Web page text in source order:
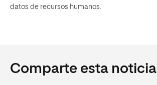
datos de recursos humanos.
Comparte esta noticia